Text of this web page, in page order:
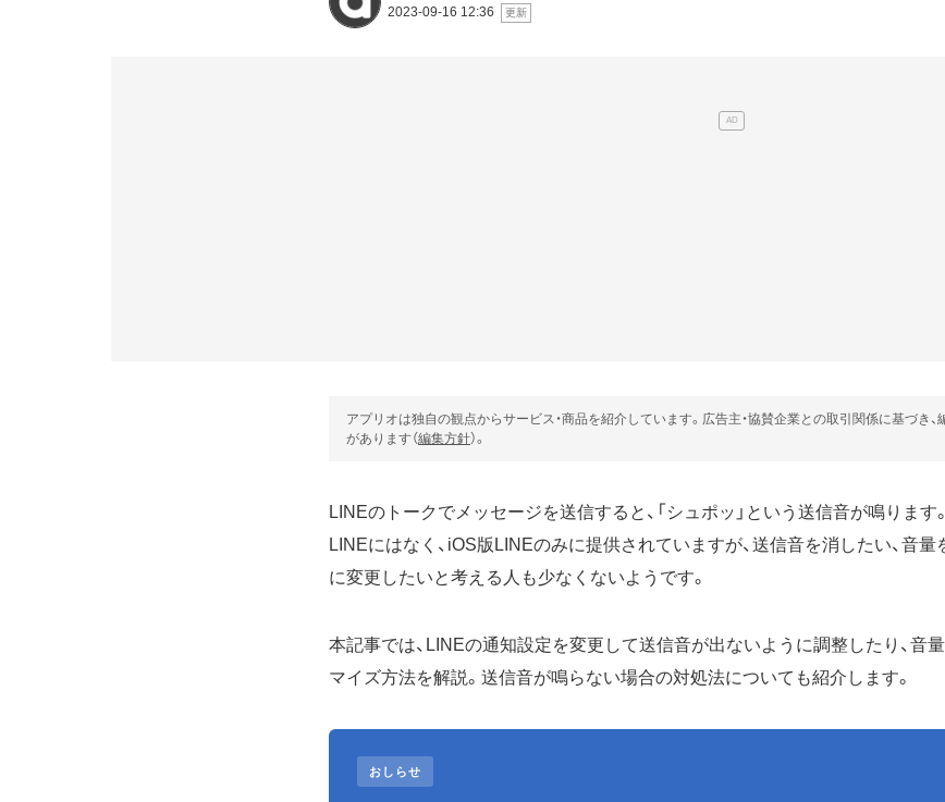
2023-09-16 12:36
アプリオは独自の観点からサービス・商品を紹介しています。広告主・協賛企業との取引関係に基づき
があります（編集方針）。
LINEのトークでメッセージを送信すると、「シュポッ」という送信音が鳴りま
LINEにはなく、iOS版LINEのみに提供されていますが、送信音を消したい、音量
に変更したいと考える人も少なくないようです。
本記事では、LINEの通知設定を変更して送信音が出ないように調整したり、音
マイズ方法を解説。送信音が鳴らない場合の対処法についても紹介します。
おしらせ